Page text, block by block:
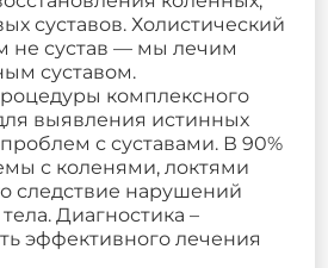
суставов. Холистический
не сустав — мы лечим
суставом.
комплексного
выявления истинных
с суставами. В 90%
с коленями, локтями
следствие нарушений
Диагностика –
эффективного лечения